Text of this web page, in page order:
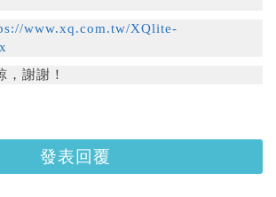
www.xq.com.tw/XQlite-
，謝謝！
發表回覆